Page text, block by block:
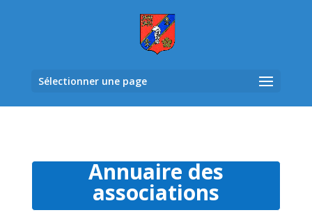
Sélectionner une page
Annuaire des
associations